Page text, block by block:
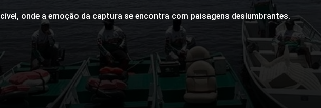
onde a emoção da captura se encontra com paisagens deslumbrantes.